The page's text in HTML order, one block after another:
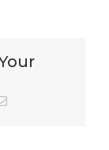
Email